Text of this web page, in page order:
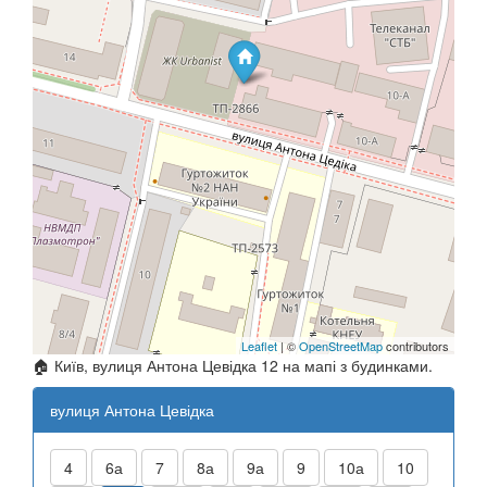
Leaflet | ©OpenStreetMapcontributors
🏠 Київ, вулиця Антона Цевідка 12 на мапі з будинками.
вулиця Антона Цевідка
4 6а 7 8а 9а 9 10а 10